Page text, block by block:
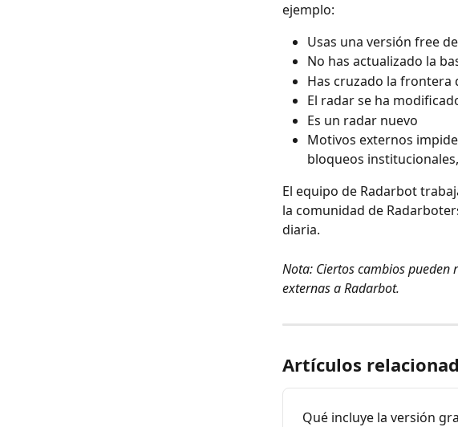
ejemplo:
Usas una versión free
No has actualizado la
Has cruzado la frontera
El radar se ha
Es un radar nuevo
Motivos externos
bloqueos
El equipo de Radarbot
la comunidad de
diaria.
Nota: Ciertos cambios
externas a Radarbot.
Artículos
Qué incluye la versión